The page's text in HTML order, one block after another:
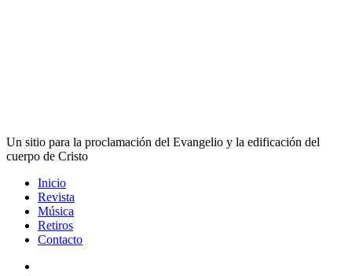
Un sitio para la proclamación del Evangelio y la edificación del
cuerpo de Cristo
Inicio
Revista
Música
Retiros
Contacto